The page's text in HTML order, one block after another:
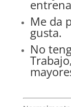
Me da
gusta.
No